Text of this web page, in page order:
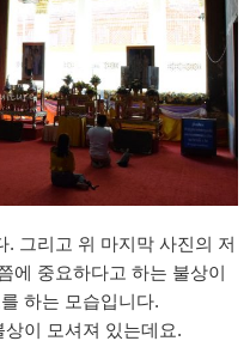
그리고 위 마지막 사진의 저
에 중요하다고 하는 불상이
하는 모습입니다.
이 모셔져 있는데요.